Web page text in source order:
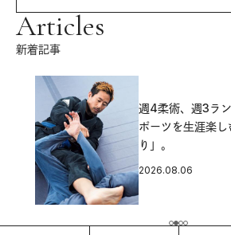
Articles
新着記事
週4柔術、週3ラ
ポーツを生涯楽
り」。
2026.08.06